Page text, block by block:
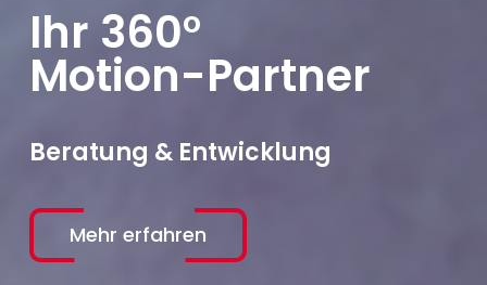
Ihr 360°
Motion-Partner
Beratung & Entwicklung
Mehr erfahren